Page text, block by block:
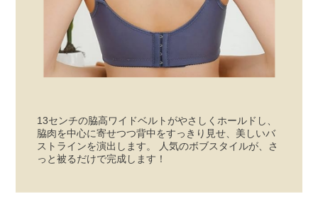
13センチの脇高ワイドベルトがやさしくホールドし、
脇肉を中心に寄せつつ背中をすっきり見せ、美しいバ
ストラインを演出します。 人気のボブスタイルが、さ
っと被るだけで完成します！